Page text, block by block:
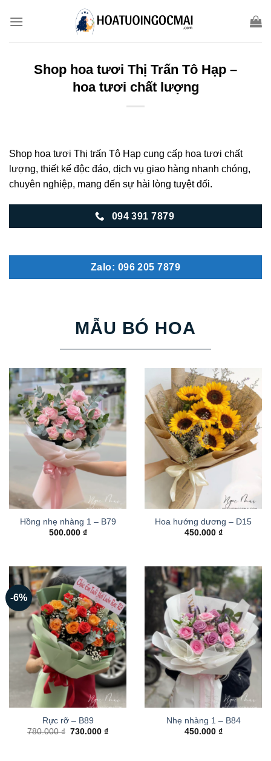
Shop hoa tươi Thị Trấn Tô Hạp –
hoa tươi chất lượng
Shop hoa tươi Thị trấn Tô Hạp cung cấp hoa tươi chất
lượng, thiết kế độc đáo, dịch vụ giao hàng nhanh chóng,
chuyên nghiệp, mang đến sự hài lòng tuyệt đối.
094 391 7879
Zalo: 096 205 7879
MẪU BÓ HOA
Hồng nhẹ nhàng 1 – B79
500.000 ₫
Hoa hướng dương – D15
450.000 ₫
-6%
Rực rỡ – B89
780.000₫ Giá
730.000₫Giá
Nhẹ nhàng 1 – B84
450.000 ₫